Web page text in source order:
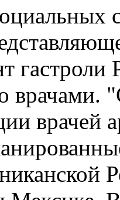
гастроли
врачами.
врачей